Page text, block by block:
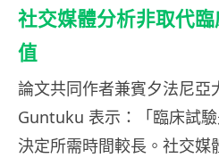
社交媒體分析非取代
值
論文共同作者兼賓夕法尼
Guntuku 表示：「臨床試
決定所需時間較長。社交媒